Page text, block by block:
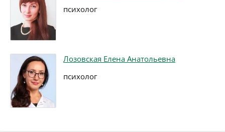
психолог
Лозовская Елена Анатольевна
психолог